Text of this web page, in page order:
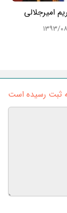
امیرجلالی
۰۸/۲۶